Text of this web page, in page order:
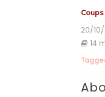
20/
14